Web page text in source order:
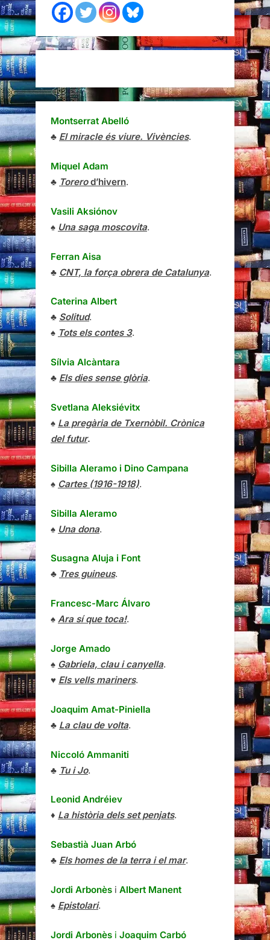
Montserrat Abelló
♣ El miracle és viure. Vivències.
Miquel Adam
♣ Torerod’hivern.
Vasili Aksiónov
♠ Una saga moscovita.
Ferran Aisa
♣ CNT, la força obrera de Catalunya.
Caterina Albert
♣ Solitud.
♠ Tots els contes 3.
Sílvia Alcàntara
♣ Els dies sense glòria.
Svetlana Aleksiévitx
♠ La pregària de Txernòbil. Crònica
del futur.
Sibilla Aleramo i Dino Campana
♠ Cartes (1916-1918).
Sibilla Aleramo
♠ Una dona.
Susagna Aluja i Font
♣ Tres guineus.
Francesc-Marc Álvaro
♠ Ara sí que toca!.
Jorge Amado
♠ Gabriela, clau i canyella.
♥ Els vells mariners.
Joaquim Amat-Piniella
♣ La clau de volta.
Niccoló Ammaniti
♣ Tu i Jo.
Leonid Andréiev
♦ La història dels set penjats.
Sebastià Juan Arbó
♣ Els homes de la terra i el mar.
Jordi Arbonès i Albert Manent
♠ Epistolari.
Jordi Arbonès i Joaquim Carbó